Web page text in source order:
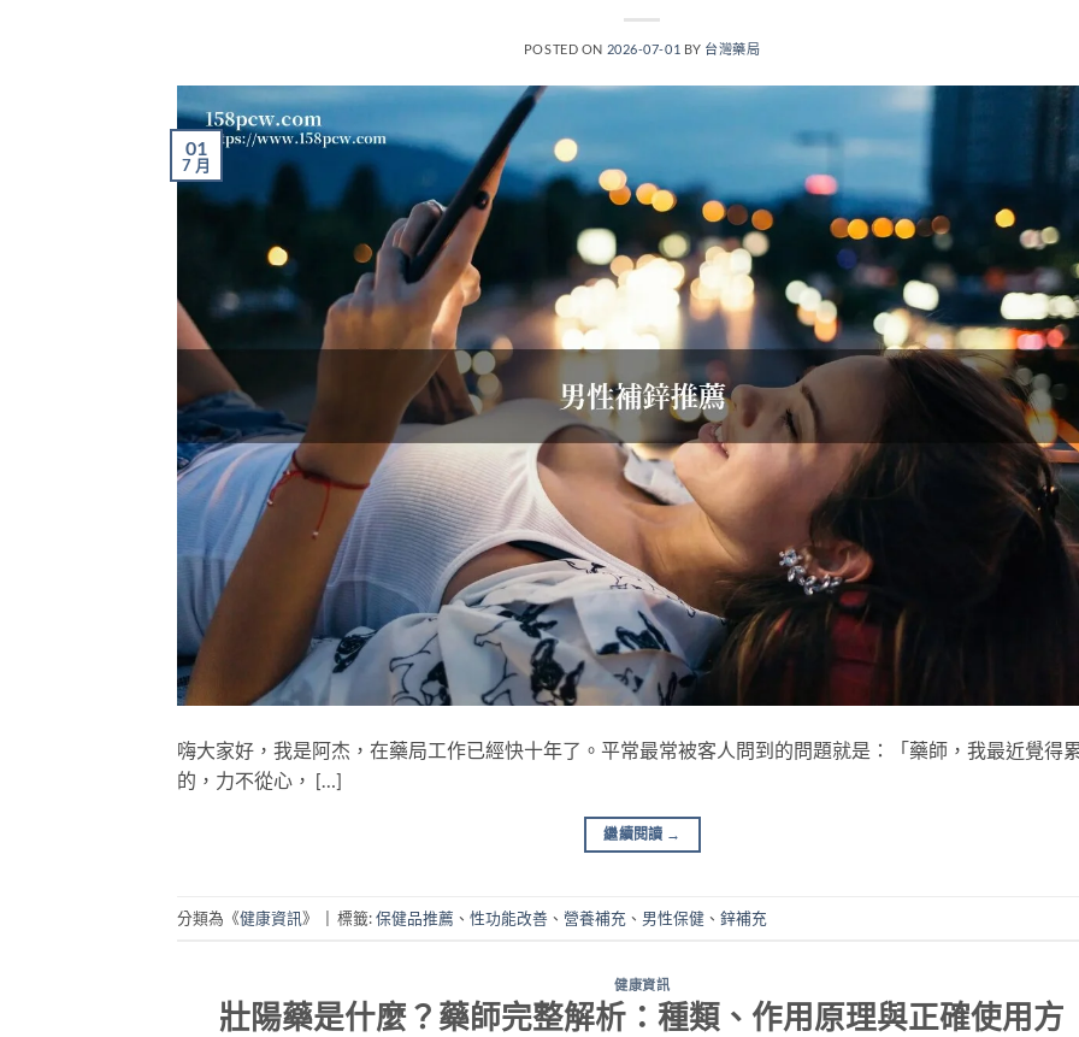
POSTED ON 2026-07-01 BY 台灣藥局
01
7 月
嗨大家好，我是阿杰，在藥局工作已經快十年了。平常最常被客人問到的問題就是：「藥師，我最近覺得
的，力不從心， […]
繼續閱讀 →
分類為《健康資訊》 標籤:保健品推薦 、 性功能改善 、 營養補充 、 男性保健 、 鋅補充
健康資訊
壯陽藥是什麼？藥師完整解析：種類、作用原理與正確使用方